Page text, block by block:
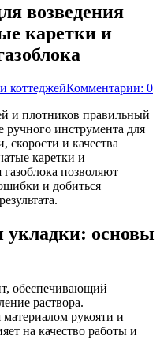
возведения
каретки и
коттеджейКомментарии: 0
и плотников правильный
ручного инструмента для
скорости и качества
каретки и
позволяют
и добиться
основы
обеспечивающий
раствора.
рукояти и
на качество работы и